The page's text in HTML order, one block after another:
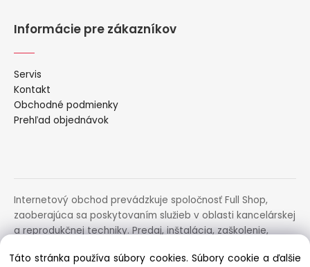
Informácie pre zákazníkov
Servis
Kontakt
Obchodné podmienky
Prehľad objednávok
Internetový obchod prevádzkuje spoločnosť Full Shop,
zaoberajúca sa poskytovaním služieb v oblasti kancelárskej
a reprodukčnej techniky. Predaj, inštalácia, zaškolenie,
zariadení.
Táto stránka používa súbory cookies. Súbory cookie a ďalšie